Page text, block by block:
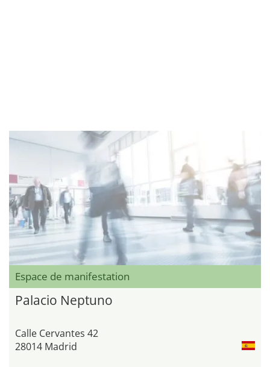
Espace de manifestation
Palacio Neptuno
Calle Cervantes 42
28014 Madrid